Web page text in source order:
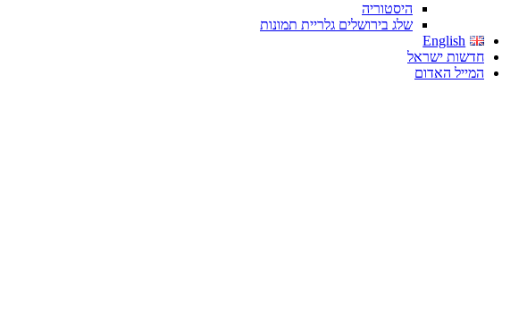
היסטוריה
שלג בירושלים גלריית תמונות
English
חדשות ישראל
המייל האדום